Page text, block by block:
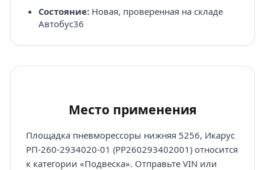
Состояние:Новая, проверенная на складе
Автобус36
Место применения
Площадка пневморессоры нижняя 5256, Икарус
РП-260-2934020-01 (PP260293402001) относится
к категории «Подвеска». Отправьте VIN или